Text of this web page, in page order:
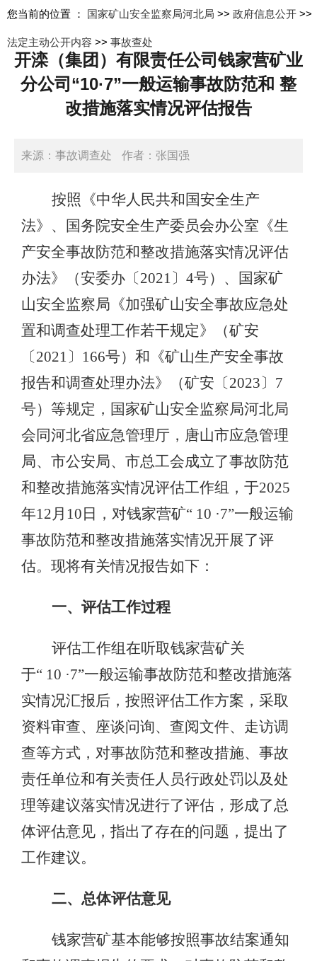
您当前的位置 ： 国家矿山安全监察局河北局 >> 政府信息公开 >>
法定主动公开内容 >> 事故查处
开滦（集团）有限责任公司钱家营矿业
分公司“10·7”一般运输事故防范和 整
改措施落实情况评估报告
来源：事故调查处 作者：张国强
日期：2026-04-23 16:54:00
按照《中华人民共和国安全生产
法》、国务院安全生产委员会办公室《生
产安全事故防范和整改措施落实情况评估
办法》（安委办〔2021〕4号）、国家矿
山安全监察局《加强矿山安全事故应急处
置和调查处理工作若干规定》（矿安
〔2021〕166号）和《矿山生产安全事故
报告和调查处理办法》（矿安〔2023〕7
号）等规定，国家矿山安全监察局河北局
会同河北省应急管理厅，唐山市应急管理
局、市公安局、市总工会成立了事故防范
和整改措施落实情况评估工作组，于2025
年12月10日，对钱家营矿“ 10 ·7”一般运输
事故防范和整改措施落实情况开展了评
估。现将有关情况报告如下：
一、评估工作过程
评估工作组在听取钱家营矿关
于“ 10 ·7”一般运输事故防范和整改措施落
实情况汇报后，按照评估工作方案，采取
资料审查、座谈问询、查阅文件、走访调
查等方式，对事故防范和整改措施、事故
责任单位和有关责任人员行政处罚以及处
理等建议落实情况进行了评估，形成了总
体评估意见，指出了存在的问题，提出了
工作建议。
二、总体评估意见
钱家营矿基本能够按照事故结案通知